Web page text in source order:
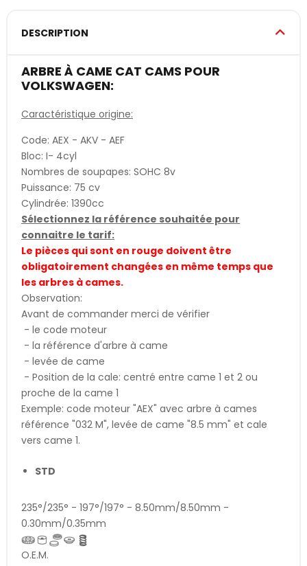
DESCRIPTION
ARBRE À CAME CAT CAMS POUR
VOLKSWAGEN:
Caractéristique origine:
Code: AEX - AKV - AEF
Bloc: I- 4cyl
Nombres de soupapes: SOHC 8v
Puissance: 75 cv
Cylindrée: 1390cc
Sélectionnez la référence souhaitée pour
connaitre le tarif:
Le pièces qui sont en rouge doivent être
obligatoirement changées en même temps que
les arbres à cames.
Observation:
Avant de commander merci de vérifier
- le code moteur
- la référence d'arbre à came
- levée de came
- Position de la cale: centré entre came 1 et 2 ou
proche de la came 1
Exemple: code moteur "AEX" avec arbre à cames
référence "032 M", levée de came "8.5 mm" et cale
vers came 1.
STD
235°/235° - 197°/197° - 8.50mm/8.50mm -
0.30mm/0.35mm
O.E.M.